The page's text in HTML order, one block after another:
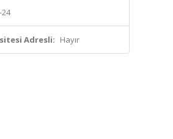
24
Adresli: Hayır